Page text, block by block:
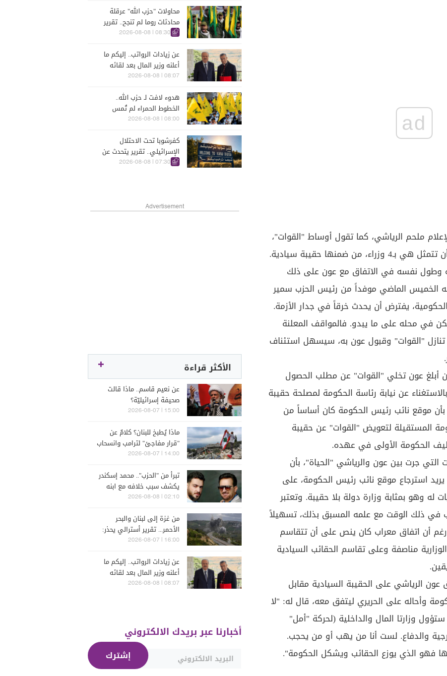
ad
ملحم الرياشي، كما تقول أوساط "القوات"،
موافقة رئيس الجمهورية على أن تتمثل هي بـ4 وزراء، من ضمنها حقيبة سيادية.
وطول نفسه في الاتفاق مع عون على ذلك
لقائه به الخميس الماضي موفداً من رئيس الحزب سمير
يفترض أن يحدث خرقاً في جدار الأزمة.
في محله على ما يبدو. فالمواقف المعلنة
"القوات" وقبول عون به، سيسهل استئناف
أبلغ عون تخلي "القوات" عن مطلب الحصول
وبالاستغناء عن نيابة رئاسة الحكومة لمصلحة حقيبة
بأن موقع نائب رئيس الحكومة كان أساساً من
المستقيلة لتعويض "القوات" عن حقيبة
الحكومة الأولى في عهده.
التي جرت بين عون والرياشي "الحياة"، بأن
يريد استرجاع موقع نائب رئيس الحكومة، على
له وهو بمثابة وزارة دولة بلا حقيبة. وتعتبر
في ذلك الوقت مع علمه المسبق بذلك، تسهيلاً
أن اتفاق معراب كان ينص على أن تتقاسم
مناصفة وعلى تقاسم الحقائب السيادية
عون الرياشي على الحقيبة السيادية مقابل
وأحاله على الحريري ليتفق معه، قال له: "لا
وزارتا المال والداخلية (لحركة "أمل"
والدفاع. لست أنا من يهب أو من يحجب.
فهو الذي يوزع الحقائب ويشكل الحكومة".
محاولات "حزب الله" عرقلة
محادثات روما لم تنجح.. تقرير
اسرائيلي يتحدث
08:30 | 2026-08-08
عن زيادات الرواتب.. إليكم ما
أعلنه وزير المال بعد لقائه
الراعي
08:07 | 2026-08-08
هدوء لافت لـ حزب الله..
الخطوط الحمراء لم تُمس
08:00 | 2026-08-08
كفرشوبا تحت الاحتلال
الإسرائيلي.. تقرير يتحدث عن
قواعد غير مكتوبة تحكم حياة
07:30 | 2026-08-08
Advertisement
الأكثر قراءة
عن نعيم قاسم.. ماذا قالت
صحيفة إسرائيليّة؟
15:00 | 2026-08-07
ماذا يُطبخ للبنان؟ كلامٌ عن
"قرار مفاجئ" لترامب وانسحاب
إسرائيل
14:00 | 2026-08-07
تبرأ من "الحزب".. محمد إسكندر
يكشف سبب خلافه مع ابنه
فارس (فيديو)
02:10 | 2026-08-08
من غزة إلى لبنان والبحر
الأحمر... تقرير أسترالي يحذر:
الشرق الأوسط يدخل أخطر
16:00 | 2026-08-07
عن زيادات الرواتب.. إليكم ما
أعلنه وزير المال بعد لقائه
الراعي
08:07 | 2026-08-08
أخبارنا عبر بريدك الالكتروني
إشترك